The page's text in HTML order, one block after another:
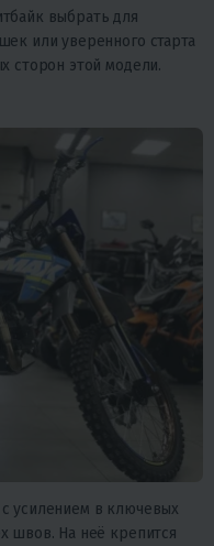
выбрать для
или уверенного старта
сторон этой модели.
усилением в ключевых
швов. На неё крепится